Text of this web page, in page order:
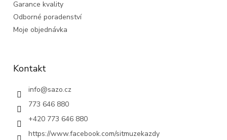
Garance kvality
Odborné poradenství
Moje objednávka
Kontakt
info@sazo.cz
773 646 880
+420 773 646 880
https://www.facebook.com/sitmuzekazdy